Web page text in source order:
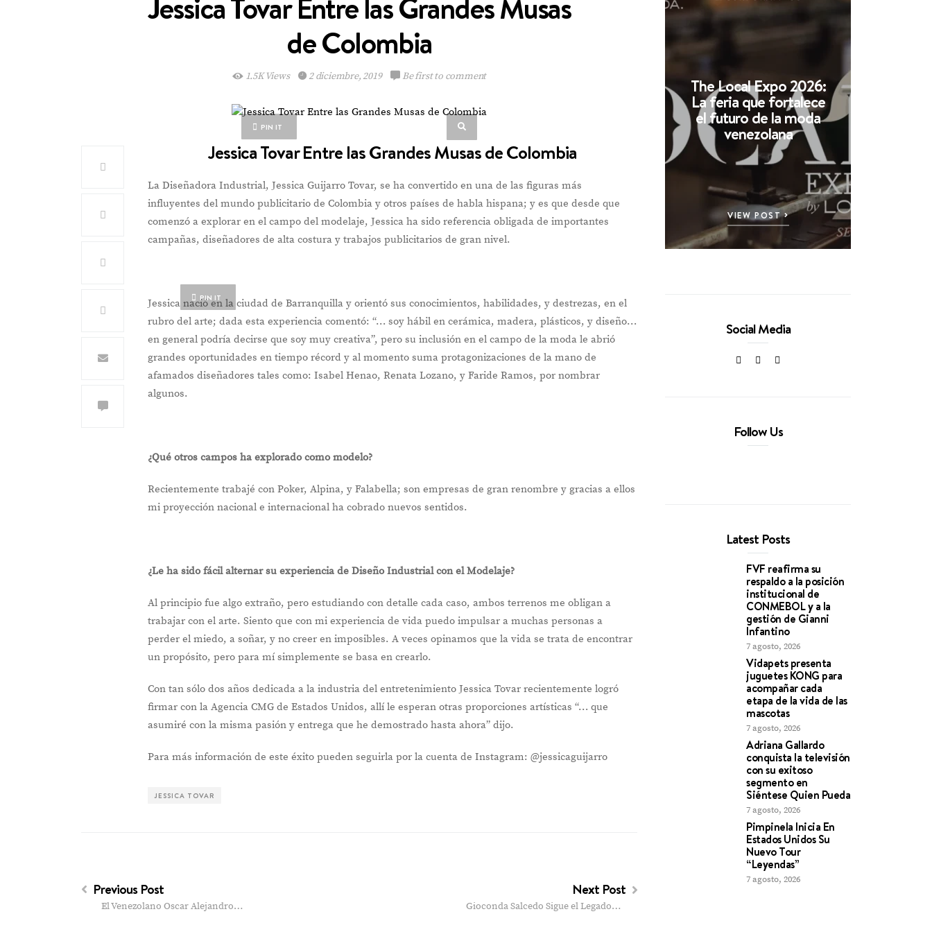
de Colombia
1.5K Views 2 diciembre, 2019 Be first to comment
PIN IT
Jessica Tovar Entre las Grandes Musas de Colombia
La Diseñadora Industrial, Jessica Guijarro Tovar, se ha convertido en una de las figuras más
influyentes del mundo publicitario de Colombia y otros países de habla hispana; y es que desde que
comenzó a explorar en el campo del modelaje, Jessica ha sido referencia obligada de importantes
campañas, diseñadores de alta costura y trabajos publicitarios de gran nivel.
PIN IT
Jessica nació en la ciudad de Barranquilla y orientó sus conocimientos, habilidades, y destrezas, en el
rubro del arte; dada esta experiencia comentó: “… soy hábil en cerámica, madera, plásticos, y diseño…
en general podría decirse que soy muy creativa”, pero su inclusión en el campo de la moda le abrió
grandes oportunidades en tiempo récord y al momento suma protagonizaciones de la mano de
afamados diseñadores tales como: Isabel Henao, Renata Lozano, y Faride Ramos, por nombrar
algunos.
¿Qué otros campos ha explorado como modelo?
Recientemente trabajé con Poker, Alpina, y Falabella; son empresas de gran renombre y gracias a ellos
mi proyección nacional e internacional ha cobrado nuevos sentidos.
¿Le ha sido fácil alternar su experiencia de Diseño Industrial con el Modelaje?
Al principio fue algo extraño, pero estudiando con detalle cada caso, ambos terrenos me obligan a
trabajar con el arte. Siento que con mi experiencia de vida puedo impulsar a muchas personas a
perder el miedo, a soñar, y no creer en imposibles. A veces opinamos que la vida se trata de encontrar
un propósito, pero para mí simplemente se basa en crearlo.
Con tan sólo dos años dedicada a la industria del entretenimiento Jessica Tovar recientemente logró
firmar con la Agencia CMG de Estados Unidos, allí le esperan otras proporciones artísticas “… que
asumiré con la misma pasión y entrega que he demostrado hasta ahora” dijo.
Para más información de este éxito pueden seguirla por la cuenta de Instagram: @jessicaguijarro
JESSICA TOVAR
Previous Post
El Venezolano Oscar Alejandro…
Next Post
Gioconda Salcedo Sigue el Legado…
The Local Expo 2026:
La feria que fortalece
el futuro de la moda
venezolana
VIEW POST
Social Media
Follow Us
Latest Posts
FVF reafirma su
respaldo a la posición
institucional de
CONMEBOL y a la
gestión de Gianni
Infantino
7 agosto, 2026
Vidapets presenta
juguetes KONG para
acompañar cada
etapa de la vida de las
mascotas
7 agosto, 2026
Adriana Gallardo
conquista la televisión
con su exitoso
segmento en
Siéntese Quien Pueda
7 agosto, 2026
Pimpinela Inicia En
Estados Unidos Su
Nuevo Tour
“Leyendas”
7 agosto, 2026